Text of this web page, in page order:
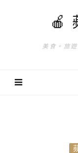
🍎
美食。旅